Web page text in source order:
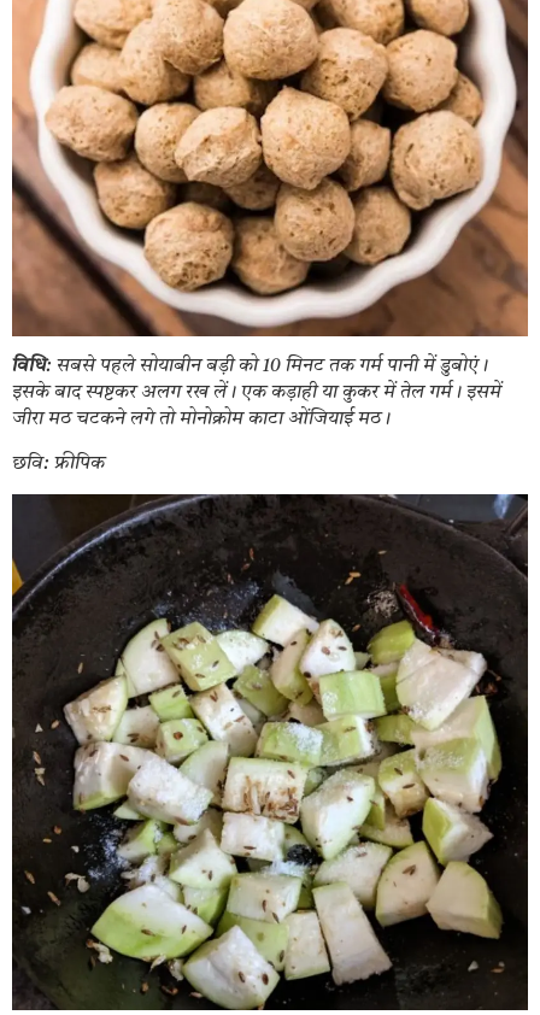
विधि: सबसे पहले सोयाबीन बड़ी को 10 मिनट तक गर्म पानी में डुबोएं।
इसके बाद स्पष्टकर अलग रख लें। एक कड़ाही या कुकर में तेल गर्म। इसमें
जीरा मठ चटकने लगे तो मोनोक्रोम काटा ओंजियाई मठ।
छवि: फ्रीपिक